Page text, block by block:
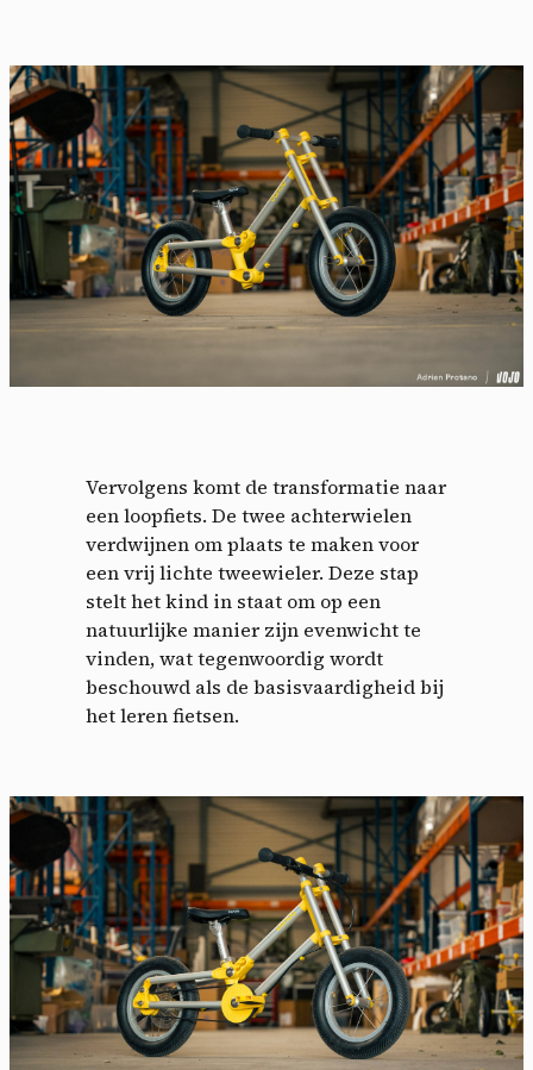
Vervolgens komt de transformatie naar
een loopfiets. De twee achterwielen
verdwijnen om plaats te maken voor
een vrij lichte tweewieler. Deze stap
stelt het kind in staat om op een
natuurlijke manier zijn evenwicht te
vinden, wat tegenwoordig wordt
beschouwd als de basisvaardigheid bij
het leren fietsen.